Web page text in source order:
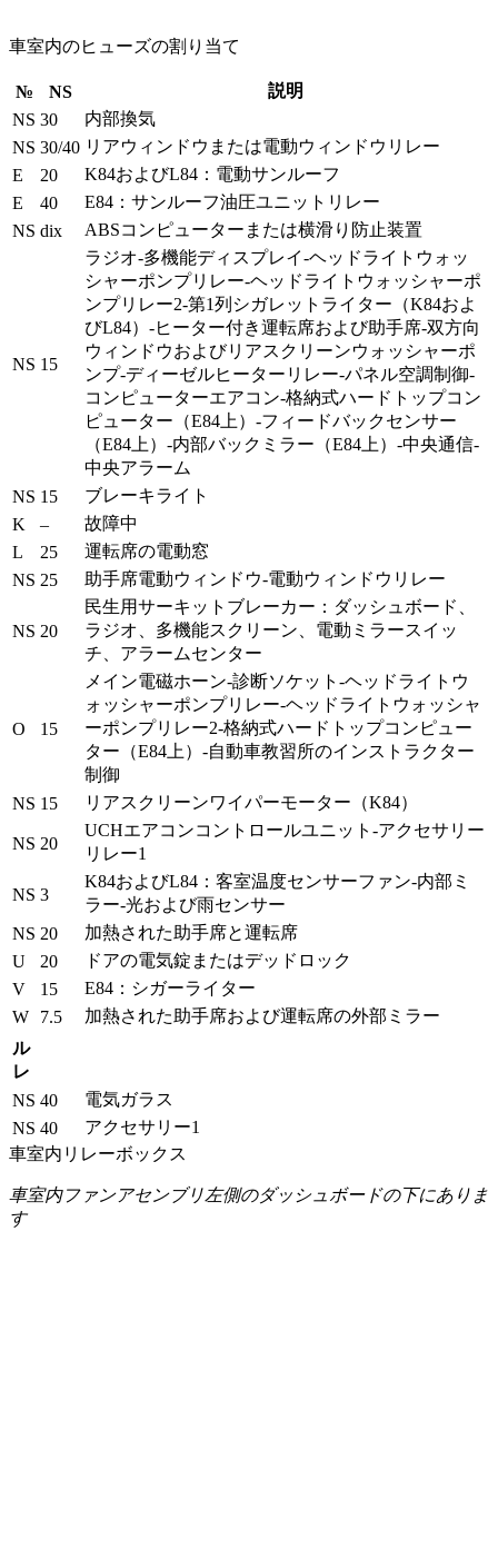
車室内のヒューズの割り当て
№ NS
説明
NS 30
内部換気
NS 30/40 リアウィンドウまたは電動ウィンドウリレー
E
20
K84およびL84：電動サンルーフ
E
40
E84：サンルーフ油圧ユニットリレー
NS dix ABSコンピューターまたは横滑り防止装置
NS 15
ラジオ-多機能ディスプレイ-ヘッドライトウォッ
シャーポンプリレー-ヘッドライトウォッシャーポ
ンプリレー2-第1列シガレットライター（K84およ
びL84）-ヒーター付き運転席および助手席-双方向
ウィンドウおよびリアスクリーンウォッシャーポ
ンプ-ディーゼルヒーターリレー-パネル空調制御-
コンピューターエアコン-格納式ハードトップコン
ピューター（E84上）-フィードバックセンサー
（E84上）-内部バックミラー（E84上）-中央通信-
中央アラーム
NS 15
ブレーキライト
K
–
故障中
L
25
運転席の電動窓
NS 25 助手席電動ウィンドウ-電動ウィンドウリレー
NS 20
民生用サーキットブレーカー：ダッシュボード、
ラジオ、多機能スクリーン、電動ミラースイッ
チ、アラームセンター
O 15
メイン電磁ホーン-診断ソケット-ヘッドライトウ
ォッシャーポンプリレー-ヘッドライトウォッシャ
ーポンプリレー2-格納式ハードトップコンピュー
ター（E84上）-自動車教習所のインストラクター
制御
NS 15 リアスクリーンワイパーモーター（K84）
NS 20
UCHエアコンコントロールユニット-アクセサリー
リレー1
NS 3
K84およびL84：客室温度センサーファン-内部ミ
ラー-光および雨センサー
NS 20
加熱された助手席と運転席
U
20
ドアの電気錠またはデッドロック
V
15
E84：シガーライター
W
7.5
加熱された助手席および運転席の外部ミラー
ル
レ
NS 40
電気ガラス
NS 40
アクセサリー1
車室内リレーボックス
車室内ファンアセンブリ左側のダッシュボードの下にありま
す